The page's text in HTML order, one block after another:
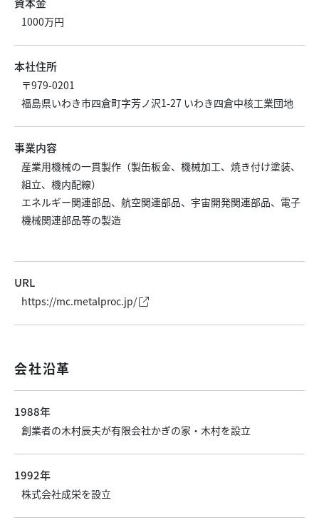
1000万円
本社住所
〒979-0201
福島県いわき市四倉町字芳ノ沢1-27 いわき四倉中核工業団地
事業内容
産業用機械の一貫製作（製缶板金、機械加工、焼き付け塗装、
組立、機内配線）
エネルギー関連部品、航空関連部品、宇宙開発関連部品、電子
機械関連部品等の製造
URL
https://mc.metalproc.jp/
会社沿革
1988年
創業者の木村辰夫が有限会社かぎの家・木村を設立
1992年
株式会社成栄を設立